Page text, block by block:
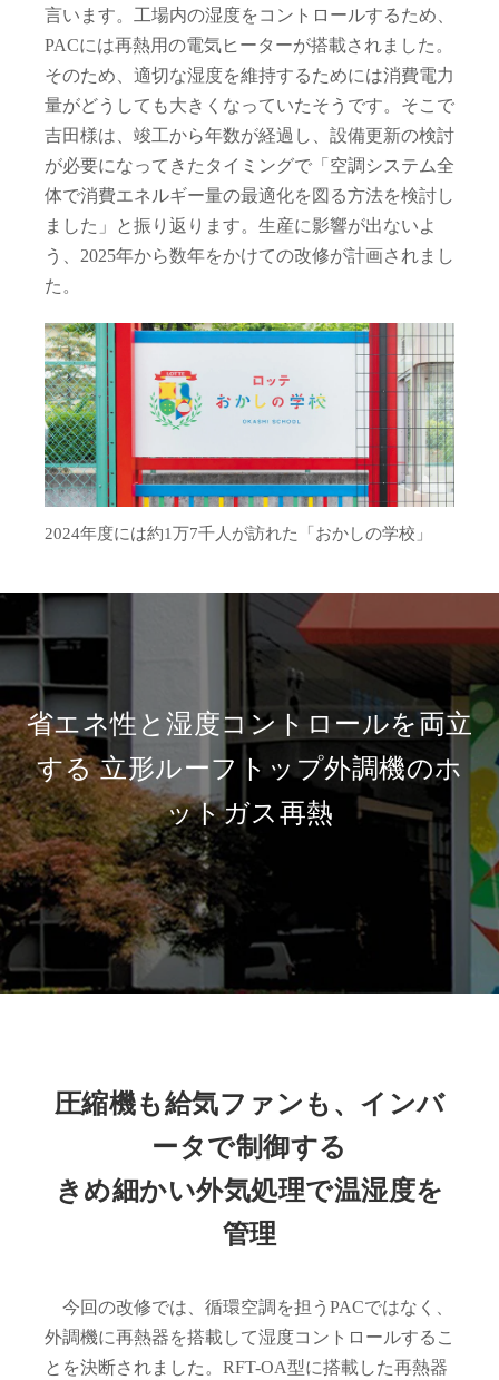
言います。工場内の湿度をコントロールするため、
PACには再熱用の電気ヒーターが搭載されました。
そのため、適切な湿度を維持するためには消費電力
量がどうしても大きくなっていたそうです。そこで
吉田様は、竣工から年数が経過し、設備更新の検討
が必要になってきたタイミングで「空調システム全
体で消費エネルギー量の最適化を図る方法を検討し
ました」と振り返ります。生産に影響が出ないよ
う、2025年から数年をかけての改修が計画されまし
た。
2024年度には約1万7千人が訪れた「おかしの学校」
省エネ性と湿度コントロールを両立
する立形ルーフトップ外調機のホ
ットガス再熱
圧縮機も給気ファンも、インバ
ータで制御する
きめ細かい外気処理で温湿度を
管理
今回の改修では、循環空調を担うPACではなく、
外調機に再熱器を搭載して湿度コントロールするこ
とを決断されました。RFT-OA型に搭載した再熱器